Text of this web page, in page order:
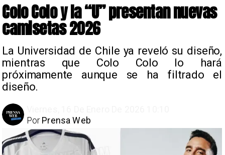
Colo Colo y la “U” presentan nuevas
camisetas 2026
La Universidad de Chile ya reveló su diseño,
mientras que Colo Colo lo hará
próximamente aunque se ha filtrado el
diseño.
Prensa Web
Por